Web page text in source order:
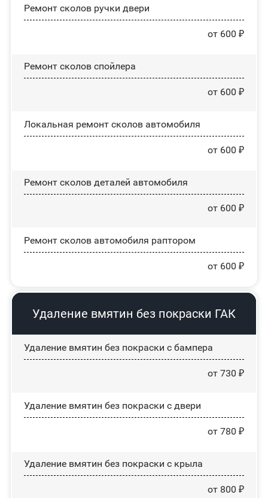
Ремонт сколов ручки двери
от 600 ₽
Ремонт сколов спойлера
от 600 ₽
Локальная ремонт сколов автомобиля
от 600 ₽
Ремонт сколов деталей автомобиля
от 600 ₽
Ремонт сколов автомобиля раптором
от 600 ₽
Удаление вмятин без покраски ГАК
Удаление вмятин без покраски с бампера
от 730 ₽
Удаление вмятин без покраски с двери
от 780 ₽
Удаление вмятин без покраски с крыла
от 800 ₽